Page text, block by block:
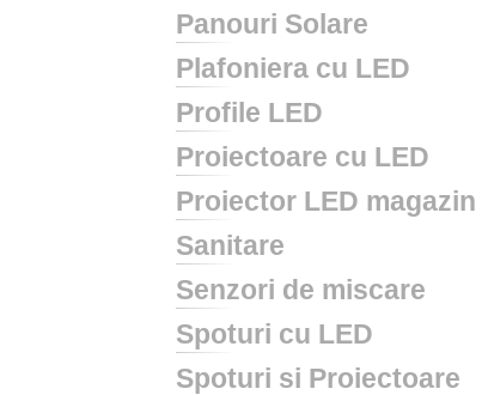
Panouri Solare
Plafoniera cu LED
Profile LED
Proiectoare cu LED
Proiector LED magazin
Sanitare
Senzori de miscare
Spoturi cu LED
Spoturi si Proiectoare